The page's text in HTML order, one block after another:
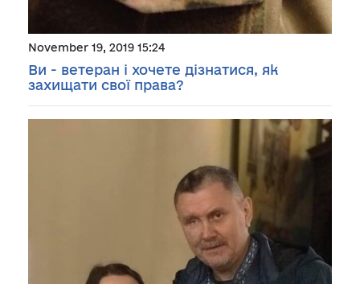
November 19, 2019 15:24
Ви - ветеран і хочете дізнатися, як
захищати свої права?